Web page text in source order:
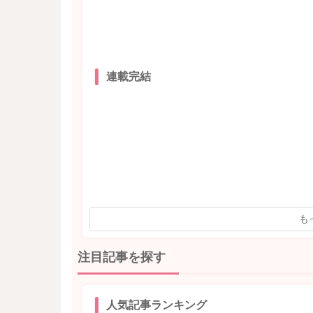
連載完結
も
注目記事を探す
人気記事ランキング